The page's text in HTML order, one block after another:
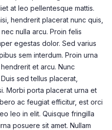
at leo pellentesque mattis.
hendrerit placerat nunc quis,
nulla arcu. Proin felis
egestas dolor. Sed varius
sem interdum. Proin urna
et arcu. Nunc
sed tellus placerat,
Morbi porta placerat urna et
ac feugiat efficitur, est orci
leo in elit. Quisque fringilla
posuere sit amet. Nullam